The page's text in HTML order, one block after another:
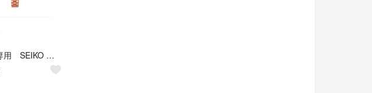
Evan様専用 SEIKO アンジェーヌ レディースウォッチ